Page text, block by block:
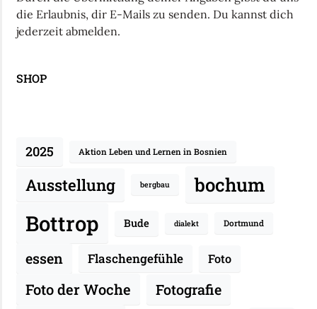
die Erlaubnis, dir E-Mails zu senden. Du kannst dich
jederzeit abmelden.
SHOP
2025 Aktion Leben und Lernen in Bosnien
Ausstellung bergbau bochum
Bottrop Bude dialekt Dortmund
essen Flaschengefühle Foto
Foto der Woche Fotografie